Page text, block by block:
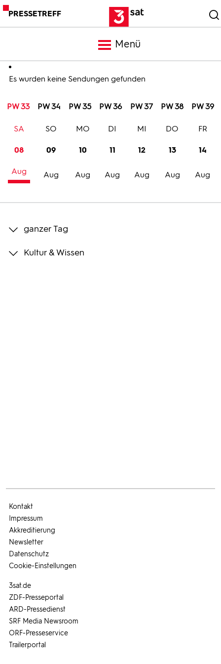
PRESSETREFF
Menü
Meldungen
Programm
Trailer
Bilder
Es wurden keine Sendungen gefunden
PW 33 PW 34 PW 35 PW 36 PW 37 PW 38 PW 39
08
Aug
SA
09
Aug
SO
10
Aug
MO
11
Aug
DI
12
Aug
MI
13
Aug
DO
14
Aug
FR
ganzer Tag
Kultur & Wissen
3sat.de
ZDF-Presseportal
ARD-Pressedienst
SRF Media Newsroom
ORF-Presseservice
Trailerportal
Kontakt
Impressum
Akkreditierung
Newsletter
Datenschutz
Cookie-Einstellungen